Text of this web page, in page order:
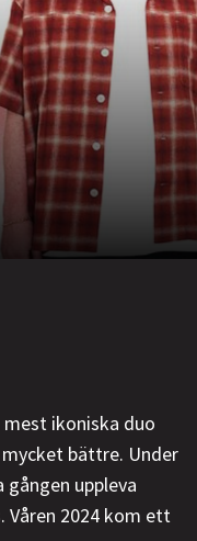
ikoniska duo
mycket bättre. Under
uppleva
Våren 2024 kom ett